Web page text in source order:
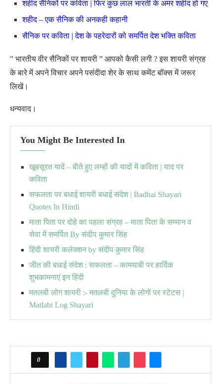
शहीद सैनिकों पर कविता | फिर कुछ लाल भारती के अमर शहीद हो गए
शहीद – एक सैनिक की अनकही कहानी
सैनिक पर कविता | देश के पहरेदारों को समर्पित देश भक्ति कविता
” भारतीय वीर सैनिकों पर शायरी ” आपको कैसी लगी ? इस शायरी संग्रह
के बारे में अपने विचार अपने पसंदीदा शेर के साथ कमेंट बॉक्स में जरूर
लिखें।
धन्यवाद।
You Might Be Interested In
खूबसूरत यादें – बीते हुए लम्हों की यादों में कविता | याद पर
कविता
सफलता पर बधाई शायरी बधाई संदेश | Badhai Shayari
Quotes In Hindi
माता पिता पर दोहे का पहला संग्रह – माता पिता के सम्मान व
सेवा में समर्पित By संदीप कुमार सिंह
हिंदी शायरी कलेक्शन by संदीप कुमार सिंह
जीत की बधाई संदेश : सफलता – कामयाबी पर हार्दिक
शुभकामनाएं इन हिंदी
मतलबी लोग शायरी :- मतलबी दुनिया के लोगों पर स्टेटस |
Matlabi Log Shayari
0